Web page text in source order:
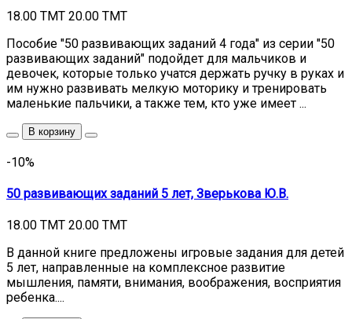
18.00 TMT 20.00 TMT
Пособие "50 развивающих заданий 4 года" из серии "50
развивающих заданий" подойдет для мальчиков и
девочек, которые только учатся держать ручку в руках и
им нужно развивать мелкую моторику и тренировать
маленькие пальчики, а также тем, кто уже имеет ...
В корзину
-10%
50 развивающих заданий 5 лет, Зверькова Ю.В.
18.00 TMT 20.00 TMT
В данной книге предложены игровые задания для детей
5 лет, направленные на комплексное развитие
мышления, памяти, внимания, воображения, восприятия
ребенка....